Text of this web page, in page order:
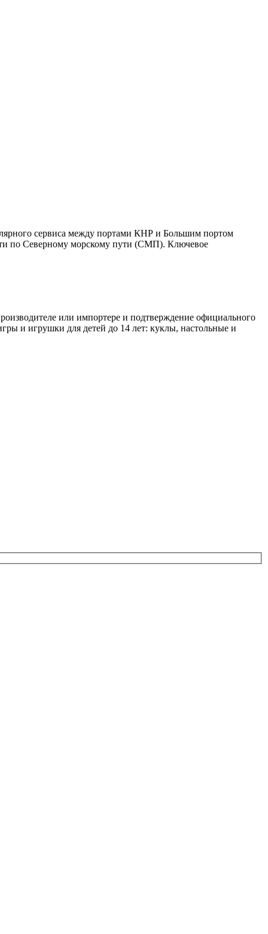
сервиса между портами КНР и Большим портом
по Северному морскому пути (СМП). Ключевое
или импортере и подтверждение официального
и игрушки для детей до 14 лет: куклы, настольные и